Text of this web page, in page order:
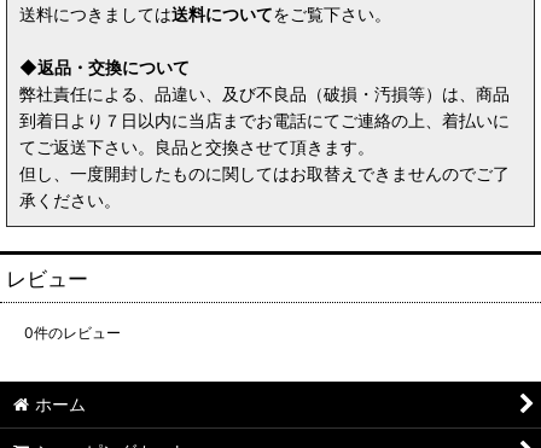
送料につきましては送料についてをご覧下さい。
◆返品・交換について
弊社責任による、品違い、及び不良品（破損・汚損等）は、商品
到着日より７日以内に当店までお電話にてご連絡の上、着払いに
てご返送下さい。良品と交換させて頂きます。
但し、一度開封したものに関してはお取替えできませんのでご了
承ください。
レビュー
0件のレビュー
ホーム